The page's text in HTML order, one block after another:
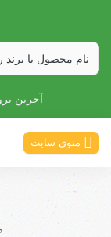
آخرین
منوی سایت